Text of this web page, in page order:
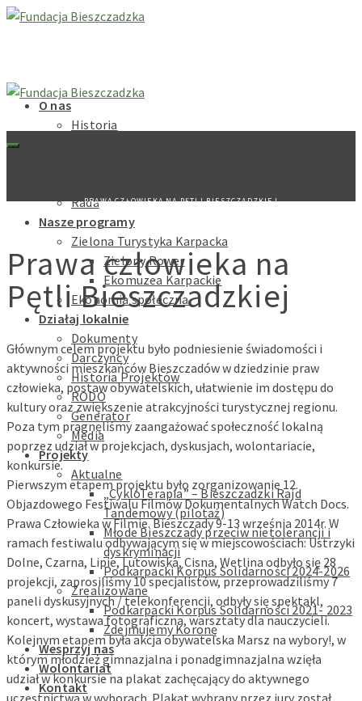
O nas
Historia
Rada
Nasze programy
Zielona Turystyka Karpacka
Zielony Rower
Ekomuzea Karpackie
Ekonomia społeczna
Działaj lokalnie
Dokumenty
Darczyńcy
Historia Projektów
RODO
Generator
Media
Projekty
Aktualne
„CykloTerapia” – Bieszczadzki Rajd
Tandemowy (pilotaż)
Młode Bieszczady przeciw nietolerancji i
dyskryminacji
Podkarpacki Korpus Solidarności 2024-2026
Zrealizowane
Podkarpacki Korpus Solidarności 2021- 2023
Zdejmujemy Koronę
Wesprzyj nas
Wolontariat
Kontakt
PRAWA CZŁOWIEKA NA PĘTLI BIESZCZADZKIEJ
Prawa człowieka na
Pętli Bieszczadzkiej
Głównym celem projektu było podniesienie świadomości i
aktywności mieszkańców Bieszczadów w dziedzinie praw
człowieka, postaw obywatelskich, ułatwienie im dostępu do
kultury oraz zwiększenie atrakcyjności turystycznej regionu.
Poza tym pragnęliśmy zaangażować społeczność lokalną
poprzez udział w projekcjach, dyskusjach, wolontariacie,
konkursie.
Pierwszym etapem projektu było zorganizowanie 12.
Objazdowego Festiwalu Filmów Dokumentalnych Watch Docs.
Prawa Człowieka w Filmie. Bieszczady 9-13 września 2014r. W
ramach festiwalu odbywającym się w miejscowościach: Ustrzyki
Dolne, Czarna, Lipie, Lutowiska, Cisna, Wetlina odbyło się 28
projekcji, zaprosiliśmy 10 specjalistów, przeprowadziliśmy 7
paneli dyskusyjnych / telekonferencji, odbyły się spektakl,
koncert, wystawa fotograficzna, warsztaty dla nauczycieli.
Kolejnym etapem była akcja obywatelska Marsz na wybory!, w
którym młodzież gimnazjalna i ponadgimnazjalna wzięła
udział w konkursie na plakat zachęcający do aktywnego